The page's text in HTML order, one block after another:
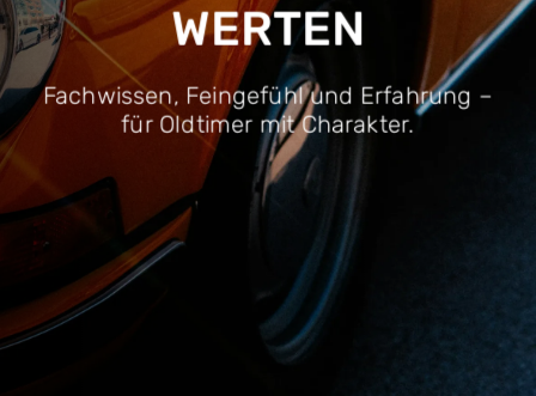
TEAM
FELGENDOKTOR
WERTEN
Fachwissen, Feingefühl und Erfahrung –
für Oldtimer mit Charakter.